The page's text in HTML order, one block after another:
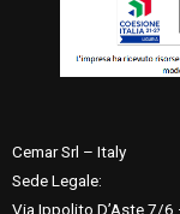
Cemar Srl – Italy
Sede Legale:
Via Ippolito D’Aste 7/